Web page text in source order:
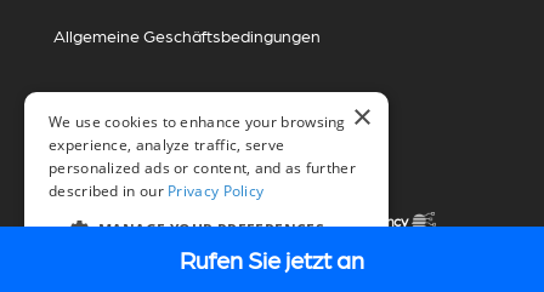
Rufen Sie jetzt an
Allgemeine Geschäftsbedingungen
© 2026 Miovision Technologies Incorporated
Marketing in Zusammenarbeit mit The Influence Agency
×
We use cookies to enhance your browsing
experience, analyze traffic, serve
personalized ads or content, and as further
described in our Privacy Policy
MANAGE YOUR PREFERENCES